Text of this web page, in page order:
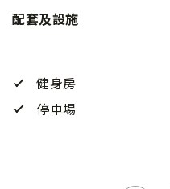
配套及設施
健身房
停車場